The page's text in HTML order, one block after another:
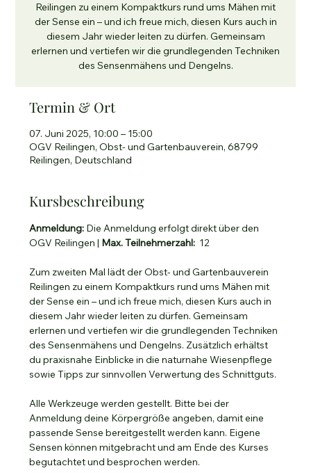
Reilingen zu einem Kompaktkurs rund ums Mähen mit
der Sense ein – und ich freue mich, diesen Kurs auch in
diesem Jahr wieder leiten zu dürfen. Gemeinsam
erlernen und vertiefen wir die grundlegenden Techniken
des Sensenmähens und Dengelns.
Termin & Ort
07. Juni 2025, 10:00 – 15:00
OGV Reilingen, Obst- und Gartenbauverein, 68799
Reilingen, Deutschland
Kursbeschreibung
Anmeldung: Die Anmeldung erfolgt direkt über den
OGV Reilingen | Max.Teilnehmerzahl: 12
Zum zweiten Mal lädt der Obst- und Gartenbauverein
Reilingen zu einem Kompaktkurs rund ums Mähen mit
der Sense ein – und ich freue mich, diesen Kurs auch in
diesem Jahr wieder leiten zu dürfen. Gemeinsam
erlernen und vertiefen wir die grundlegenden Techniken
des Sensenmähens und Dengelns. Zusätzlich erhältst
du praxisnahe Einblicke in die naturnahe Wiesenpflege
sowie Tipps zur sinnvollen Verwertung des Schnittguts.
Alle Werkzeuge werden gestellt. Bitte bei der
Anmeldung deine Körpergröße angeben, damit eine
passende Sense bereitgestellt werden kann. Eigene
Sensen können mitgebracht und am Ende des Kurses
begutachtet und besprochen werden.